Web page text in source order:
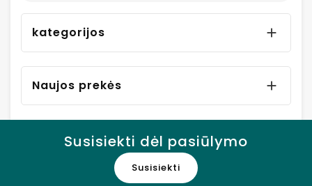
kategorijos 
Naujos prekės 
Susisiekti dėl pasiūlymo
Susisiekti